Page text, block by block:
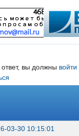
вы должны войти
03-30 10:15:01